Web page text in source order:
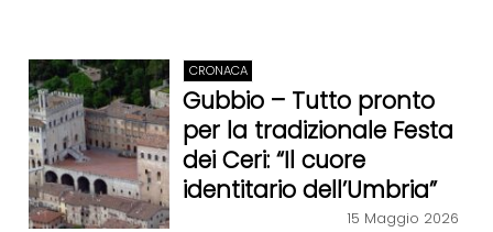
CRONACA
Gubbio – Tutto pronto
per la tradizionale Festa
dei Ceri: “Il cuore
identitario dell’Umbria”
15 Maggio 2026